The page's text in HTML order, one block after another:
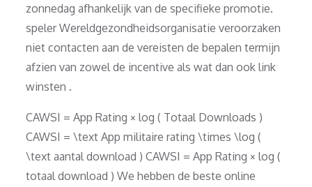
zonnedag afhankelijk van de specifieke promotie.
speler Wereldgezondheidsorganisatie veroorzaken
niet contacten aan de vereisten de bepalen termijn
afzien van zowel de incentive als wat dan ook link
winsten .
CAWSI = App Rating × log ( Totaal Downloads )
CAWSI = \text App militaire rating \times \log (
\text aantal download ) CAWSI = App Rating × log (
totaal download ) We hebben de beste online